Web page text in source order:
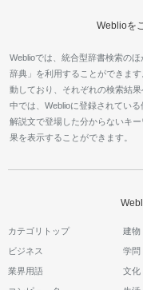
Weblioを
Weblioでは、統合型辞書検索の
辞典」を利用することができま
動しており、それぞれの検索結
中では、Weblioに登録されてい
解説文で登場した分からないキ
果を表示することができます。
カテゴリトップ 建物
ビジネス 学問
業界用語 文化